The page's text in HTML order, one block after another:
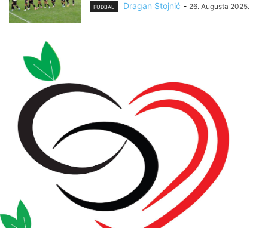
FUDBAL Dragan Stojnić - 26. Augusta 2025.